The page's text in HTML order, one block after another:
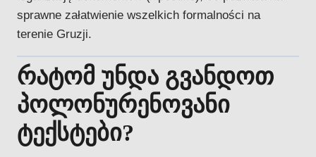
sprawne załatwienie wszelkich formalności na
terenie Gruzji.
რატომ უნდა გვანდოთ
პოლონურენოვანი
ტექსტები?